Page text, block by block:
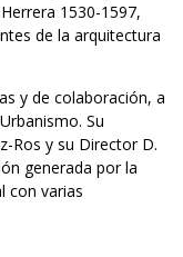
1530-1597,
de la arquitectura
y de colaboración, a
Su
Ros y su Director D.
generada por la
con varias